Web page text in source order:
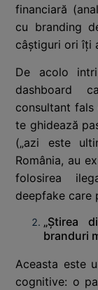
financiară
cu branding
câștiguri ori îți
De acolo
dashboard
consultant fals
te ghidează
(„azi este
România, au
folosirea
deepfake care
„Știrea
branduri
Aceasta este
cognitive: o